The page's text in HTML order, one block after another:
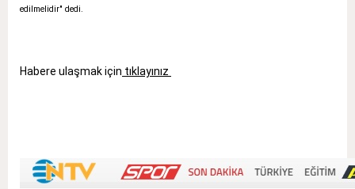
edilmelidir" dedi.
Habere ulaşmak için tıklayınız